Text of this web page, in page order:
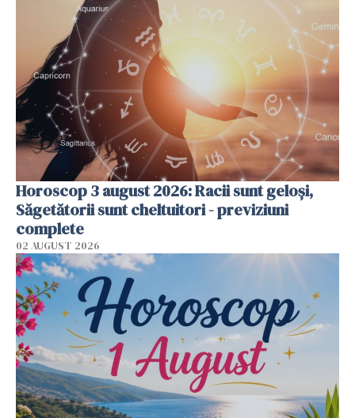
Horoscop 3 august 2026: Racii sunt geloși,
Săgetătorii sunt cheltuitori - previziuni
complete
02 AUGUST 2026